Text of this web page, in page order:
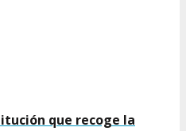
que recoge la